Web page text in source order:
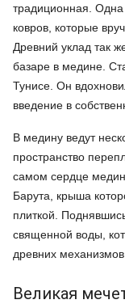
традиционная. Одна
ковров, которые
Древний уклад так
базаре в медине.
Тунисе. Он
введение в
В медину ведут
пространство
самом сердце
Барута, крыша
плиткой.
священной воды,
древних
Великая